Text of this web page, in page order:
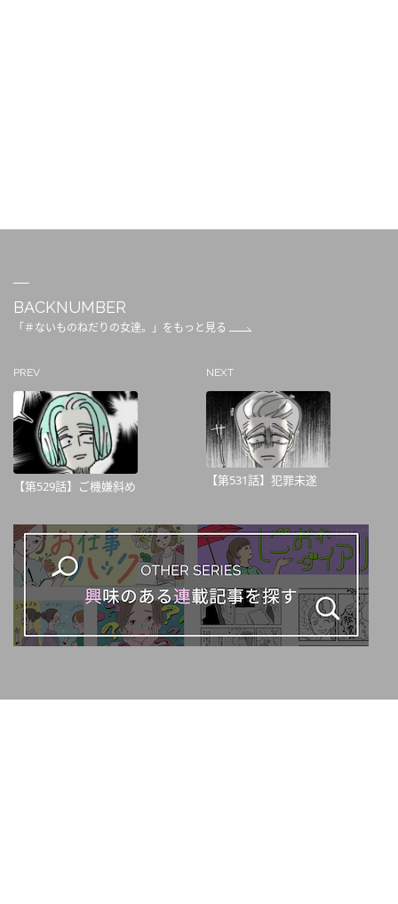
BACKNUMBER
「＃ないものねだりの女達。」をもっと見る
PREV
【第529話】ご機嫌斜め
NEXT
【第531話】犯罪未遂